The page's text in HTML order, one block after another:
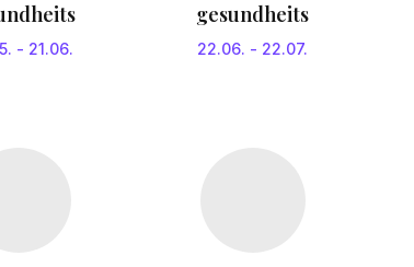
- 21.06.
gesundheits
22.06. - 22.07.